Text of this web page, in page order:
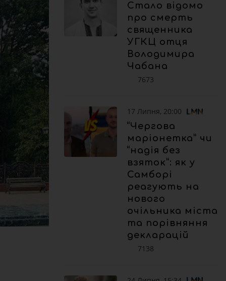
Стало відомо
про смерть
священника
УГКЦ отця
Володимира
Чабана
7673
17 Липня, 20:00
“Чергова
маріонетка” чи
“надія без
взяток”: як у
Самборі
реагують на
нового
очільника міста
та порівняння
декларацій
7138